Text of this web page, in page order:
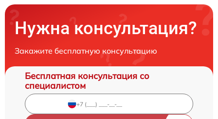
Нужна консультация?
Закажите бесплатную консультацию
Бесплатная консультация со
специалистом